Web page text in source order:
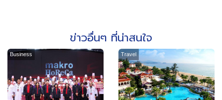
ข่าวอื่นๆ ที่น่าสนใจ
Business Travel